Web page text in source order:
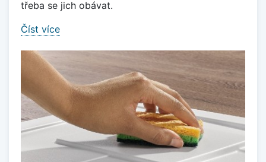
třeba se jich obávat.
Číst více